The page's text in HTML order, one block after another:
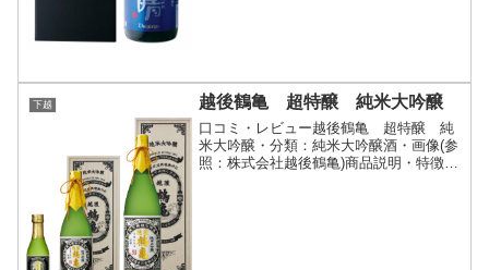
下越 越後鶴亀 超特醸 純米大吟醸
口コミ・レビュー越後鶴亀 超特醸 純
米大吟醸・分類：純米大吟醸酒・画像(参
照：株式会社越後鶴亀)商品説明・特徴な